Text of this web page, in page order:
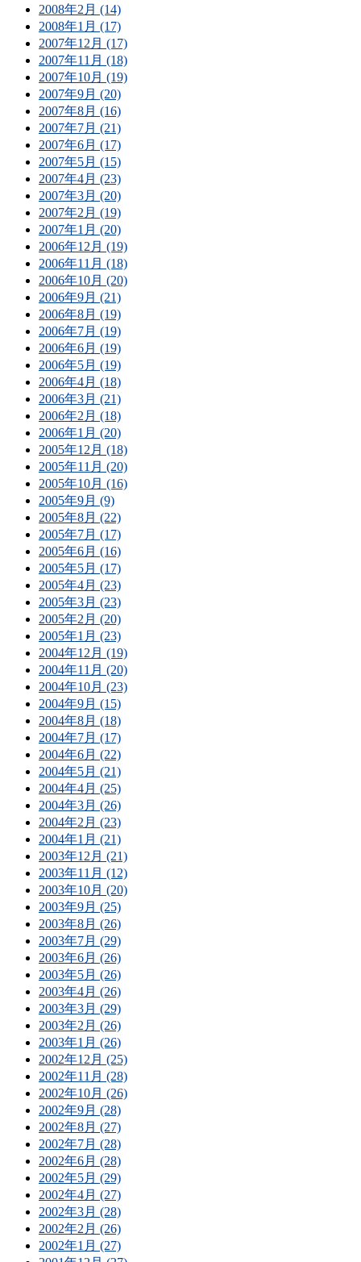
2008年2月 (14)
2008年1月 (17)
2007年12月 (17)
2007年11月 (18)
2007年10月 (19)
2007年9月 (20)
2007年8月 (16)
2007年7月 (21)
2007年6月 (17)
2007年5月 (15)
2007年4月 (23)
2007年3月 (20)
2007年2月 (19)
2007年1月 (20)
2006年12月 (19)
2006年11月 (18)
2006年10月 (20)
2006年9月 (21)
2006年8月 (19)
2006年7月 (19)
2006年6月 (19)
2006年5月 (19)
2006年4月 (18)
2006年3月 (21)
2006年2月 (18)
2006年1月 (20)
2005年12月 (18)
2005年11月 (20)
2005年10月 (16)
2005年9月 (9)
2005年8月 (22)
2005年7月 (17)
2005年6月 (16)
2005年5月 (17)
2005年4月 (23)
2005年3月 (23)
2005年2月 (20)
2005年1月 (23)
2004年12月 (19)
2004年11月 (20)
2004年10月 (23)
2004年9月 (15)
2004年8月 (18)
2004年7月 (17)
2004年6月 (22)
2004年5月 (21)
2004年4月 (25)
2004年3月 (26)
2004年2月 (23)
2004年1月 (21)
2003年12月 (21)
2003年11月 (12)
2003年10月 (20)
2003年9月 (25)
2003年8月 (26)
2003年7月 (29)
2003年6月 (26)
2003年5月 (26)
2003年4月 (26)
2003年3月 (29)
2003年2月 (26)
2003年1月 (26)
2002年12月 (25)
2002年11月 (28)
2002年10月 (26)
2002年9月 (28)
2002年8月 (27)
2002年7月 (28)
2002年6月 (28)
2002年5月 (29)
2002年4月 (27)
2002年3月 (28)
2002年2月 (26)
2002年1月 (27)